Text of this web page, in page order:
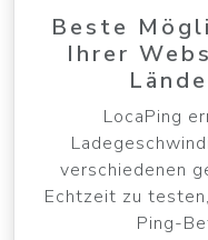
Beste
Ihrer
LocaPing
verschiedenen
Echtzeit zu
Ping-